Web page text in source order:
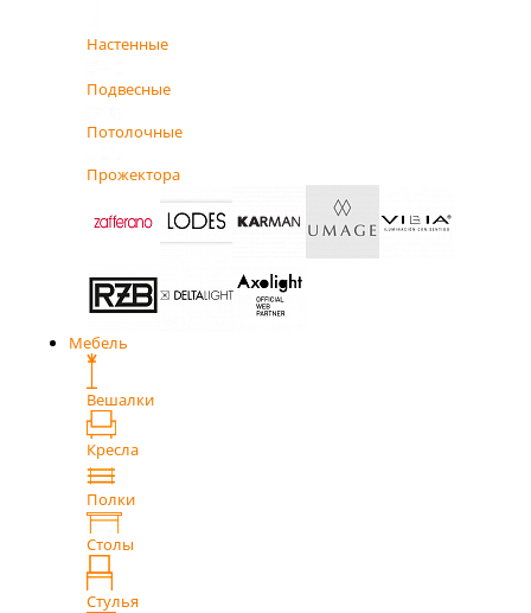
Настенные
Подвесные
Потолочные
Прожектора
Мебель
Вешалки
Кресла
Полки
Столы
Стулья